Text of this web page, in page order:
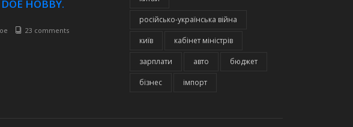
HOBBY.
23 comments
російсько-українська війна
київ кабінет міністрів
зарплати авто бюджет
бізнес імпорт